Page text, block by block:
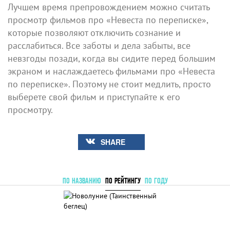
Лучшем время препровождением можно считать
просмотр фильмов про «Невеста по переписке»,
которые позволяют отключить сознание и
расслабиться. Все заботы и дела забыты, все
невзгоды позади, когда вы сидите перед большим
экраном и наслаждаетесь фильмами про «Невеста
по переписке». Поэтому не стоит медлить, просто
выберете свой фильм и приступайте к его
просмотру.
SHARE
ПО НАЗВАНИЮ ПО РЕЙТИНГУ ПО ГОДУ